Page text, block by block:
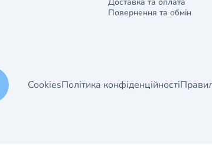
Повернення та обмін
CookiesПолітика конфіденційності